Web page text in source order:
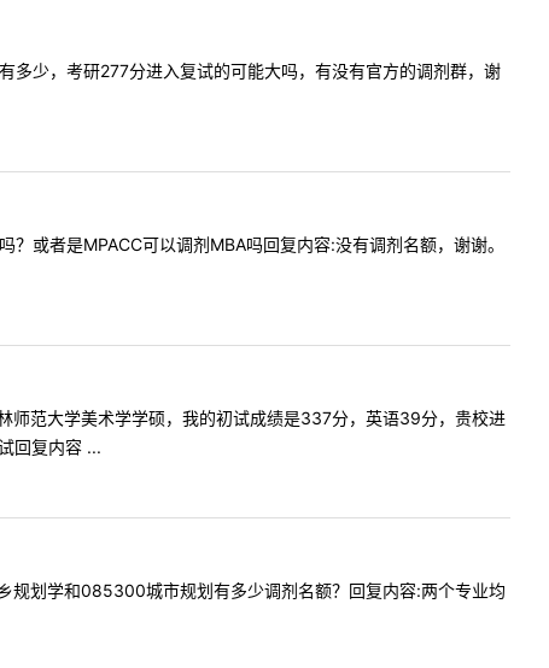
少，考研277分进入复试的可能大吗，有没有官方的调剂群，谢
或者是MPACC可以调剂MBA吗回复内容:没有调剂名额，谢谢。
范大学美术学学硕，我的初试成绩是337分，英语39分，贵校进
回复内容 ...
划学和085300城市规划有多少调剂名额？回复内容:两个专业均